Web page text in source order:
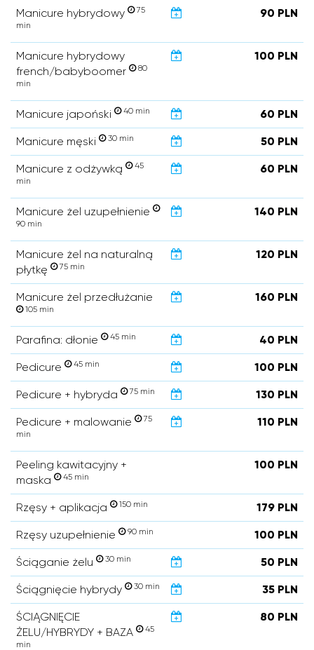
Manicure hybrydowy
75
min
90 PLN
Manicure hybrydowy
french/babyboomer
80
min
100 PLN
Manicure japoński 40 min 60 PLN
Manicure męski 30 min 50 PLN
Manicure z odżywką
45
min
60 PLN
Manicure żel uzupełnienie
90 min
140 PLN
Manicure żel na naturalną
płytkę
75 min
120 PLN
Manicure żel przedłużanie
105 min
160 PLN
Parafina: dłonie 45 min 40 PLN
Pedicure 45 min 100 PLN
Pedicure + hybryda 75 min 130 PLN
Pedicure + malowanie
75
min
110 PLN
Peeling kawitacyjny +
maska
45 min
100 PLN
Rzęsy + aplikacja 150 min 179 PLN
Rzęsy uzupełnienie 90 min 100 PLN
Ściąganie żelu 30 min 50 PLN
Ściągnięcie hybrydy 30 min 35 PLN
ŚCIĄGNIĘCIE
ŻELU/HYBRYDY + BAZA
45
min
80 PLN